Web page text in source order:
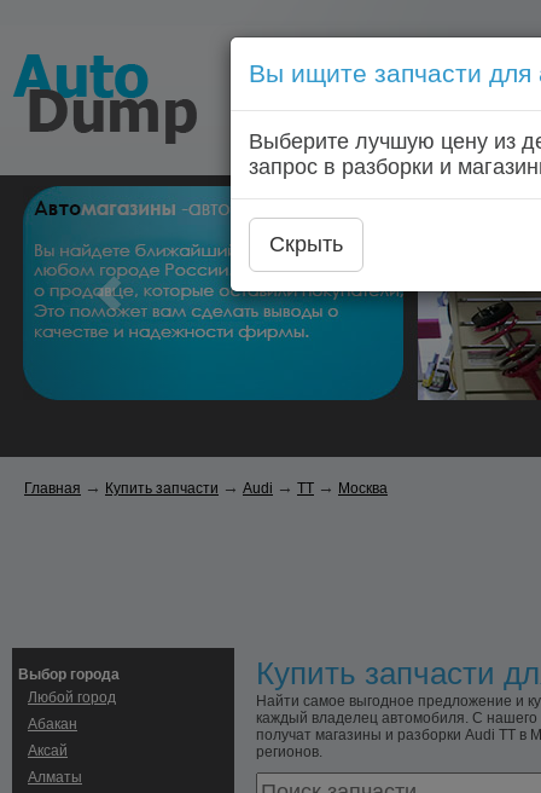
Голосовой запрос
Главная
Главная → Купить запчасти → Audi → TT → Москва
Выбор города
Любой город
Абакан
Аксай
Алматы
Купить запчасти
Найти самое выгодное предложение и
каждый владелец автомобиля. С
получат магазины и разборки Audi TT в
регионов.
Вы ищите запчасти для
Выберите лучшую цену из
запрос в разборки и
Скрыть